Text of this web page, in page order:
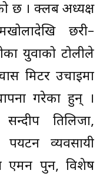
छ । क्लब अध्यक्ष
छरी–
युवाको टोलीले
मिटर उचाइमा
गरेका हुन् ।
तिलिजा,
व्यवसायी
एमन पुन, विशेष